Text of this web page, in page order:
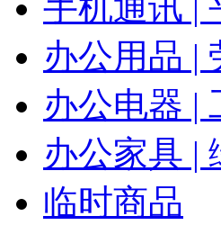
办公用品 |
办公电器 |
办公家具 |
临时商品